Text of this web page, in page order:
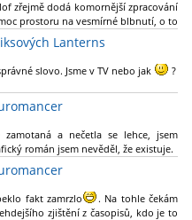
zřejmě dodá komornější zpracování
prostoru na vesmírné blbnutí, o to
odprostit třeba od filmového
Co je na tom
Lanterns
slovo. Jsme v TV nebo jak
?
jak po stránce kvantity materiálu,
překvapení a velmi zajímavá volba
scénou.
tomu škodí to všechno kolem
by si to zářez jen kvůli tomu.
a nečetla se lehce, jsem
román jsem nevěděl, že existuje.
fakt zamrzlo
. Na tohle čekám
zjištění z časopisů, kdo je to